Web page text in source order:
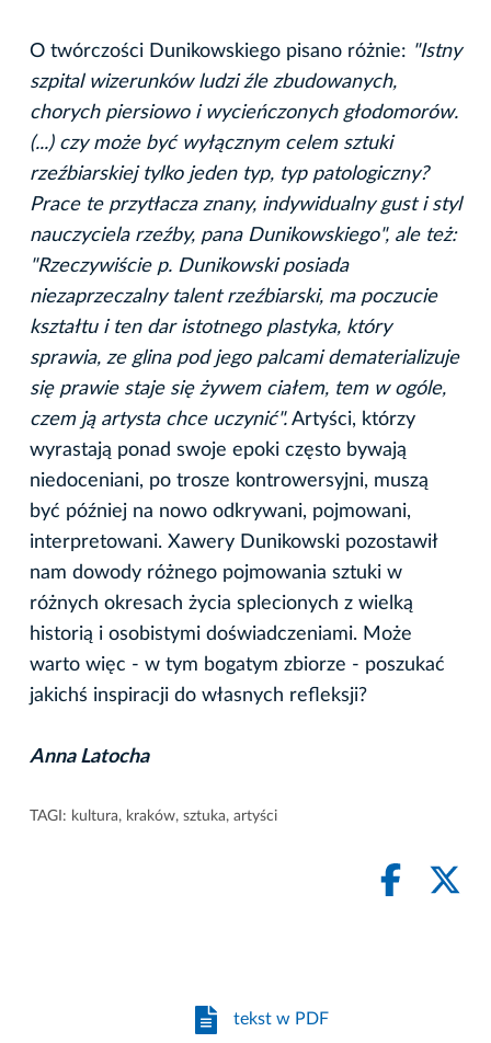
O twórczości Dunikowskiego pisano różnie: "Istny
szpital wizerunków ludzi źle zbudowanych,
chorych piersiowo i wycieńczonych głodomorów.
(...) czy może być wyłącznym celem sztuki
rzeźbiarskiej tylko jeden typ, typ patologiczny?
Prace te przytłacza znany, indywidualny gust i styl
nauczyciela rzeźby, pana Dunikowskiego", ale też:
"Rzeczywiście p. Dunikowski posiada
niezaprzeczalny talent rzeźbiarski, ma poczucie
kształtu i ten dar istotnego plastyka, który
sprawia, ze glina pod jego palcami dematerializuje
się prawie staje się żywem ciałem, tem w ogóle,
czem ją artysta chce uczynić". Artyści, którzy
wyrastają ponad swoje epoki często bywają
niedoceniani, po trosze kontrowersyjni, muszą
być później na nowo odkrywani, pojmowani,
interpretowani. Xawery Dunikowski pozostawił
nam dowody różnego pojmowania sztuki w
różnych okresach życia splecionych z wielką
historią i osobistymi doświadczeniami. Może
warto więc - w tym bogatym zbiorze - poszukać
jakichś inspiracji do własnych refleksji?
Anna Latocha
TAGI: kultura, kraków, sztuka, artyści
tekst w PDF